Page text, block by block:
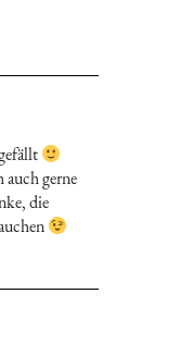
gerne
die